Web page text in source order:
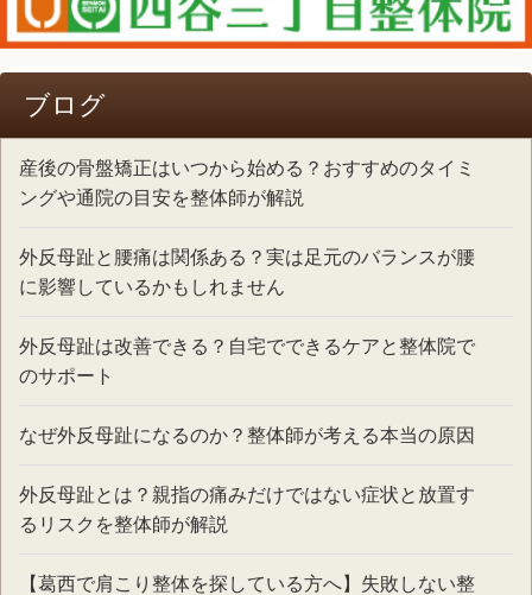
ブログ
産後の骨盤矯正はいつから始める？おすすめのタイミ
ングや通院の目安を整体師が解説
外反母趾と腰痛は関係ある？実は足元のバランスが腰
に影響しているかもしれません
外反母趾は改善できる？自宅でできるケアと整体院で
のサポート
なぜ外反母趾になるのか？整体師が考える本当の原因
外反母趾とは？親指の痛みだけではない症状と放置す
るリスクを整体師が解説
【葛西で肩こり整体を探している方へ】失敗しない整